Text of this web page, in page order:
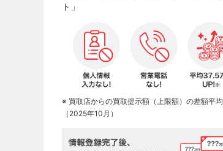
ト」
※ 買取店からの買取提示額（上限額）の差額平均
（2025年10月）